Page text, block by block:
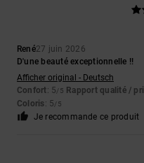
René27 juin 2026
D'une beauté exceptionnelle !!
Afficher original - Deutsch
Confort: 5/5 Rapport qualité /
Coloris: 5/5
Je recommande ce produit